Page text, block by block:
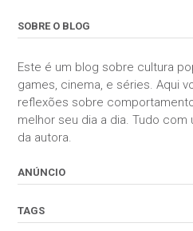
SOBRE O BLOG
Este é um blog sobre cultura
games, cinema, e séries. Aqui
reflexões sobre
melhor seu dia a dia. Tudo
da autora.
ANÚNCIO
TAGS